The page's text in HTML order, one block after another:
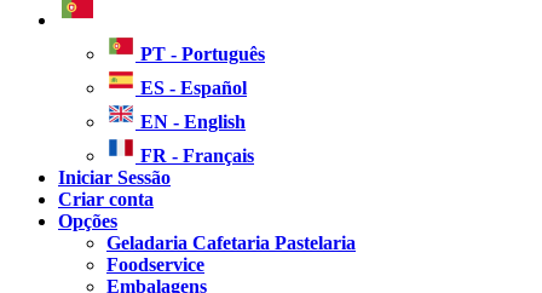
PT - Português
ES - Español
EN - English
FR - Français
Iniciar Sessão
Criar conta
Opções
Geladaria Cafetaria Pastelaria
Foodservice
Embalagens